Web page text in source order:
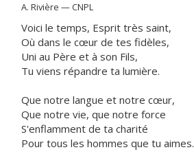
A. Rivière — CNPL
Voici le temps, Esprit très saint,
Où dans le cœur de tes fidèles,
Uni au Père et à son Fils,
Tu viens répandre ta lumière.
Que notre langue et notre cœur,
Que notre vie, que notre force
S'enflamment de ta charité
Pour tous les hommes que tu aimes.